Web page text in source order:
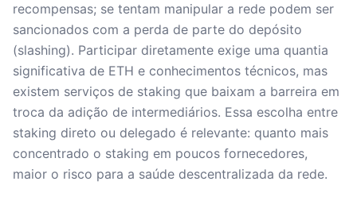
recompensas; se tentam manipular a rede podem ser
sancionados com a perda de parte do depósito
(slashing). Participar diretamente exige uma quantia
significativa de ETH e conhecimentos técnicos, mas
existem serviços de staking que baixam a barreira em
troca da adição de intermediários. Essa escolha entre
staking direto ou delegado é relevante: quanto mais
concentrado o staking em poucos fornecedores,
maior o risco para a saúde descentralizada da rede.